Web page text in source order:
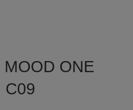
MOOD ONE
C09